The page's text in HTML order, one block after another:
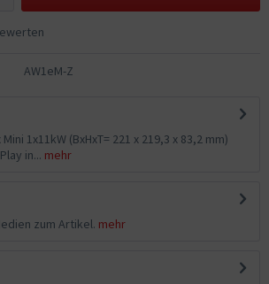
AW1eM-Z
1x11kW (BxHxT= 221 x 219,3 x 83,2 mm)
in... mehr
zum Artikel. mehr